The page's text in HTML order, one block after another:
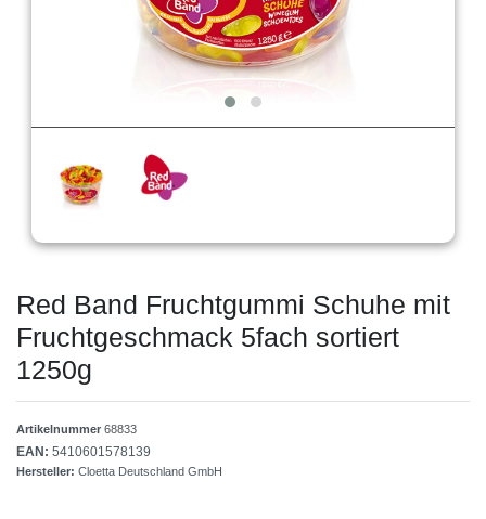
Red Band Fruchtgummi Schuhe mit
Fruchtgeschmack 5fach sortiert
1250g
Artikelnummer 68833
EAN: 5410601578139
Hersteller: Cloetta Deutschland GmbH